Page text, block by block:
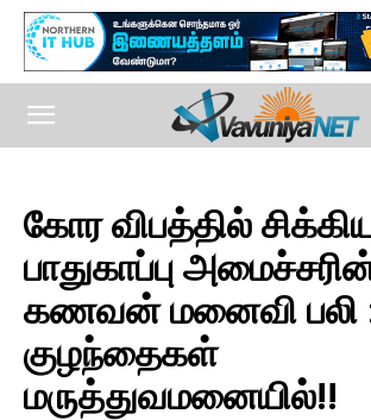
கோர விபத்தில்
பாதுகாப்பு
கணவன் மனைவி பலி
குழந்தைகள்
மருத்துவமனையில்!!